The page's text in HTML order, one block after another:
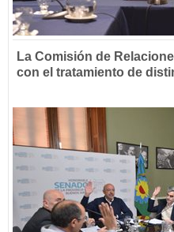
La Comisión de
con el tratamiento de